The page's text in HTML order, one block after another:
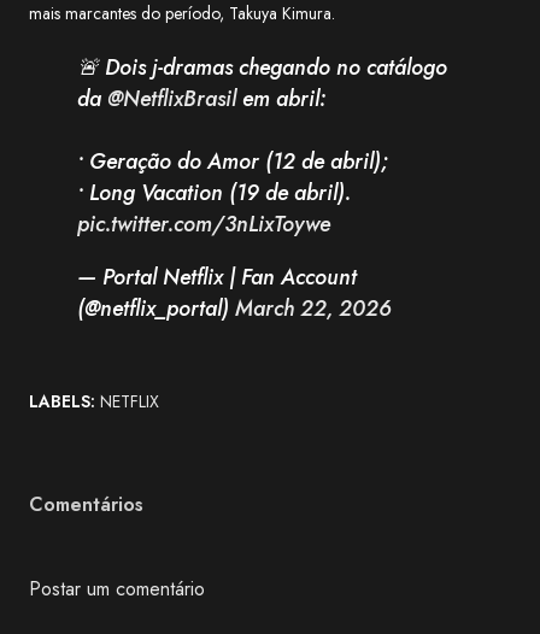
mais marcantes do período, Takuya Kimura.
🚨 Dois j-dramas chegando no catálogo
da @NetflixBrasilem abril:
• Geração do Amor (12 de abril);
• Long Vacation (19 de abril).
pic.twitter.com/3nLixToywe
— Portal Netflix | Fan Account
(@netflix_portal) March 22, 2026
LABELS: NETFLIX
Comentários
Postar um comentário